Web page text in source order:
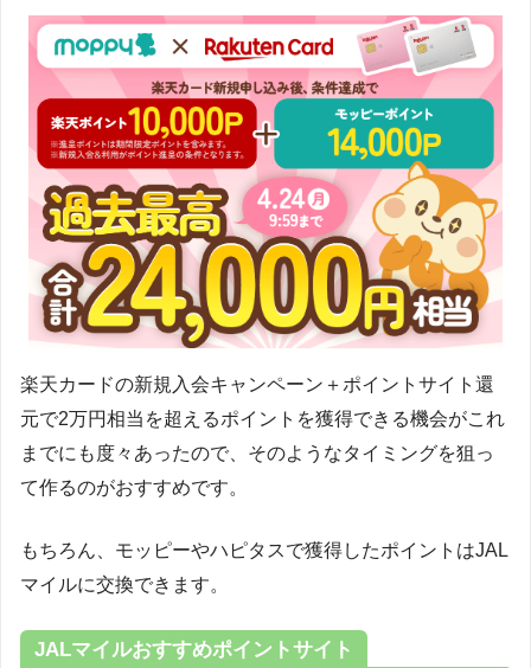
楽天カードの新規入会キャンペーン＋ポイントサイト還
元で2万円相当を超えるポイントを獲得できる機会がこれ
までにも度々あったので、そのようなタイミングを狙っ
て作るのがおすすめです。
もちろん、モッピーやハピタスで獲得したポイントはJAL
マイルに交換できます。
JALマイルおすすめポイントサイト